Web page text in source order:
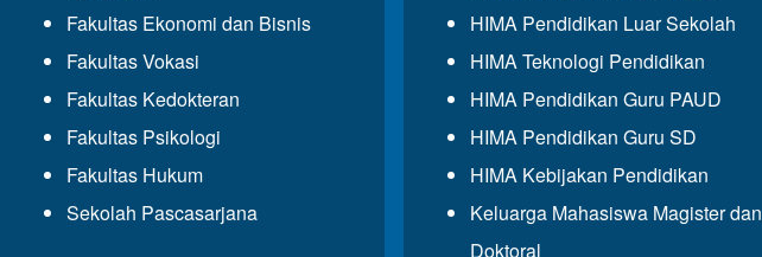
Fakultas Ekonomi dan Bisnis
Fakultas Vokasi
Fakultas Kedokteran
Fakultas Psikologi
Fakultas Hukum
Sekolah Pascasarjana
HIMA Pendidikan Luar Sekolah
HIMA Teknologi Pendidikan
HIMA Pendidikan Guru PAUD
HIMA Pendidikan Guru SD
HIMA Kebijakan Pendidikan
Keluarga Mahasiswa Magister dan
Doktoral